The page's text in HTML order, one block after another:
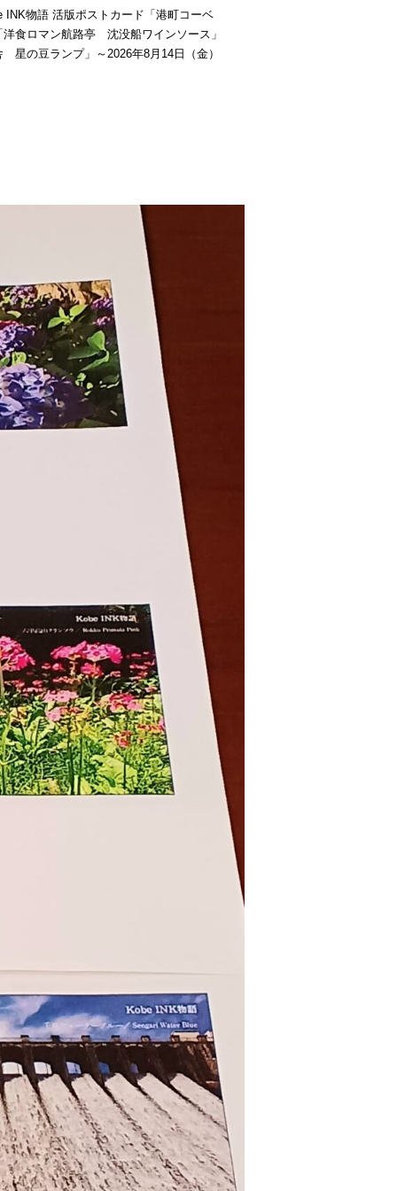
INK物語 活版ポストカード「港町コーベ
洋食ロマン航路亭 沈没船ワインソース」
星の豆ランプ」～2026年8月14日（金）